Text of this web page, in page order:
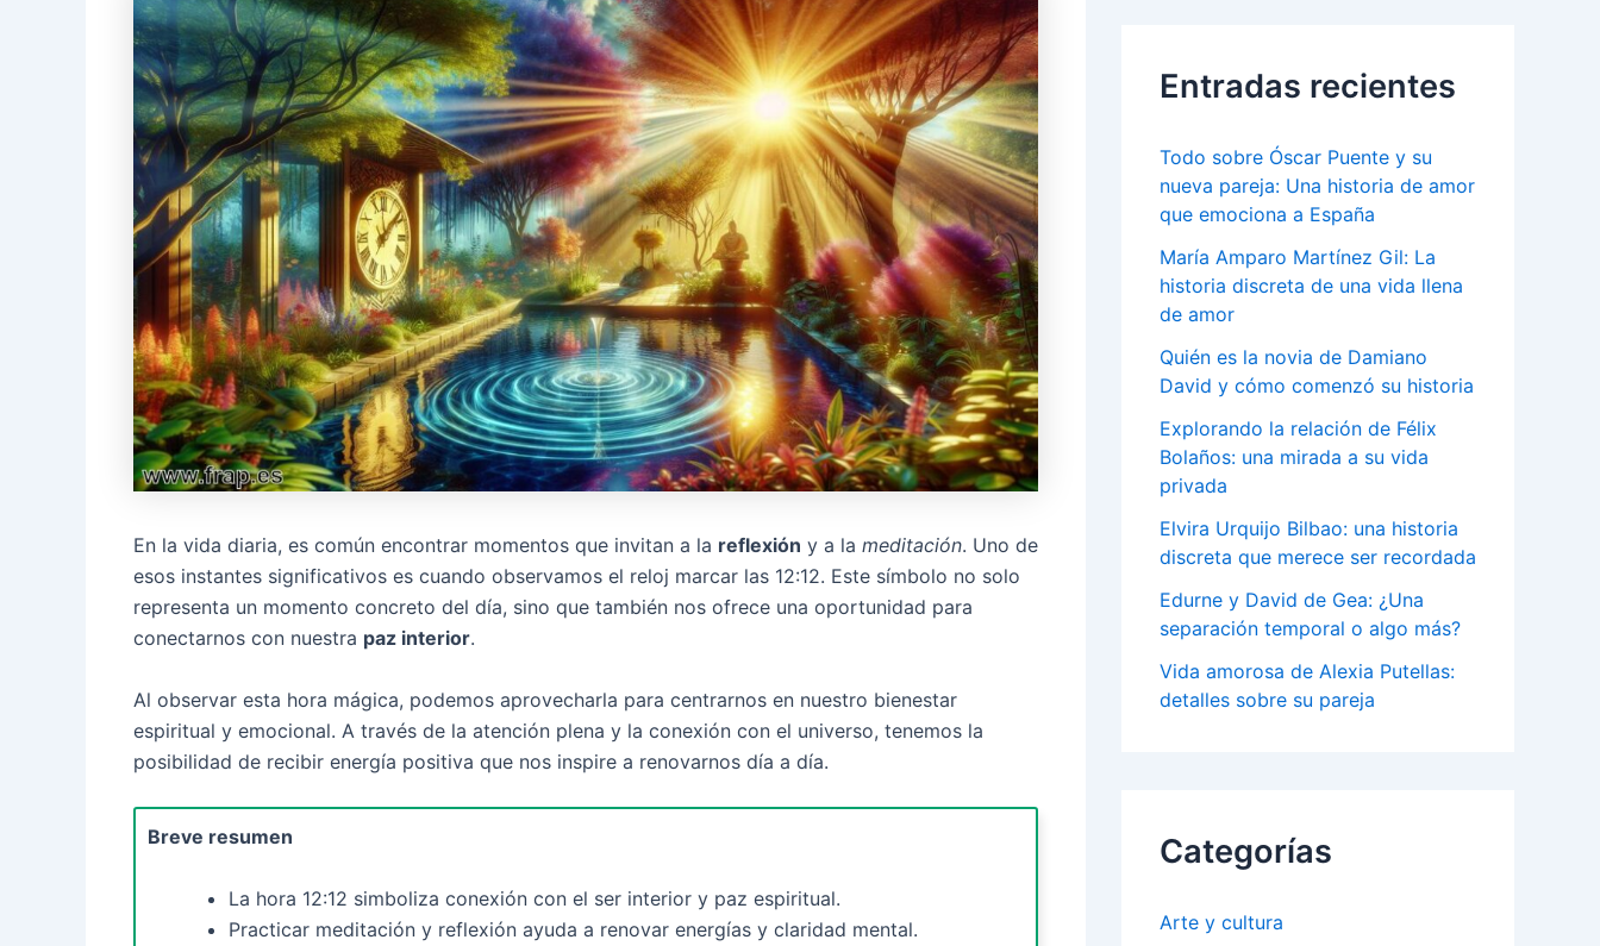
En la vida diaria, es común encontrar momentos que invitan a la reflexión y a la meditación. Uno de
esos instantes significativos es cuando observamos el reloj marcar las 12:12. Este símbolo no solo
representa un momento concreto del día, sino que también nos ofrece una oportunidad para
conectarnos con nuestra paz interior.
Al observar esta hora mágica, podemos aprovecharla para centrarnos en nuestro bienestar
espiritual y emocional. A través de la atención plena y la conexión con el universo, tenemos la
posibilidad de recibir energía positiva que nos inspire a renovarnos día a día.
Breve resumen
La hora 12:12 simboliza conexión con el ser interior y paz espiritual.
Practicar meditación y reflexión ayuda a renovar energías y claridad mental.
Entradas recientes
Todo sobre Óscar Puente y su
nueva pareja: Una historia de amor
que emociona a España
María Amparo Martínez Gil: La
historia discreta de una vida llena
de amor
Quién es la novia de Damiano
David y cómo comenzó su historia
Explorando la relación de Félix
Bolaños: una mirada a su vida
privada
Elvira Urquijo Bilbao: una historia
discreta que merece ser recordada
Edurne y David de Gea: ¿Una
separación temporal o algo más?
Vida amorosa de Alexia Putellas:
detalles sobre su pareja
Categorías
Arte y cultura